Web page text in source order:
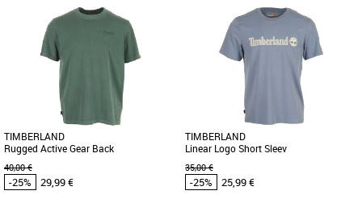
Timberland pas cher et Promos
Timberland
Découvrez les sandales Timberland
Calista Bay, un modèle alliant élégance
et confort pour la saison [...]
Timberland pas cher et Promos
Timberland
Ce t-shirt Dunstan River 100 % coton
pour homme vous aidera à créer un
look exceptionnellement cool. [...]
TIMBERLAND
Rugged Active Gear Back
40,00 €
-25% 29,99 €
TIMBERLAND
Linear Logo Short Sleev
35,00 €
-25% 25,99 €